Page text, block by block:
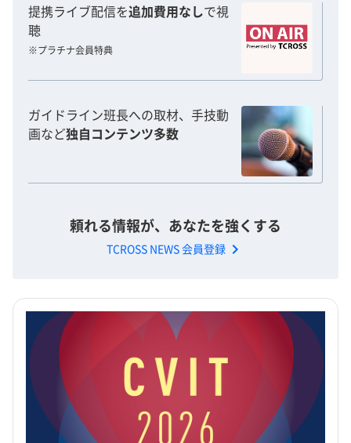
提携ライブ配信を追加費用なしで視
聴
※プラチナ会員特典
ガイドライン班長への取材、手技動
画など独自コンテンツ多数
頼れる情報が、あなたを強くする
TCROSS NEWS 会員登録 chevron_right